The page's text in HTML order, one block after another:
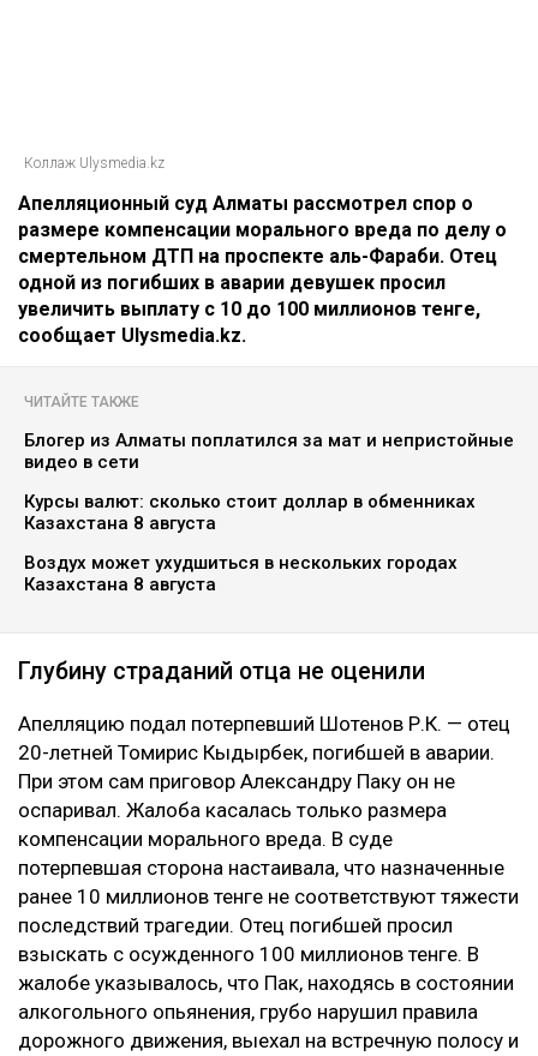
Коллаж Ulysmedia.kz
Апелляционный суд Алматы рассмотрел спор о
размере компенсации морального вреда по делу о
смертельном ДТП на проспекте аль-Фараби. Отец
одной из погибших в аварии девушек просил
увеличить выплату с 10 до 100 миллионов тенге,
сообщает Ulysmedia.kz.
ЧИТАЙТЕ ТАКЖЕ
Блогер из Алматы поплатился за мат и непристойные
видео в сети
Курсы валют: сколько стоит доллар в обменниках
Казахстана 8 августа
Воздух может ухудшиться в нескольких городах
Казахстана 8 августа
Глубину страданий отца не оценили
Апелляцию подал потерпевший Шотенов Р.К. — отец
20-летней Томирис Кыдырбек, погибшей в аварии.
При этом сам приговор Александру Паку он не
оспаривал. Жалоба касалась только размера
компенсации морального вреда. В суде
потерпевшая сторона настаивала, что назначенные
ранее 10 миллионов тенге не соответствуют тяжести
последствий трагедии. Отец погибшей просил
взыскать с осужденного 100 миллионов тенге. В
жалобе указывалось, что Пак, находясь в состоянии
алкогольного опьянения, грубо нарушил правила
дорожного движения, выехал на встречную полосу и